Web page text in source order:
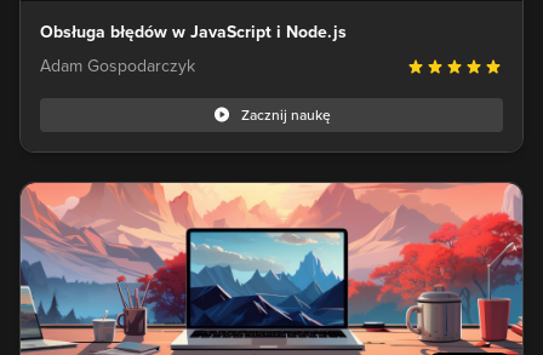
Obsługa błędów w JavaScript i Node.js
Adam Gospodarczyk
Zacznij naukę